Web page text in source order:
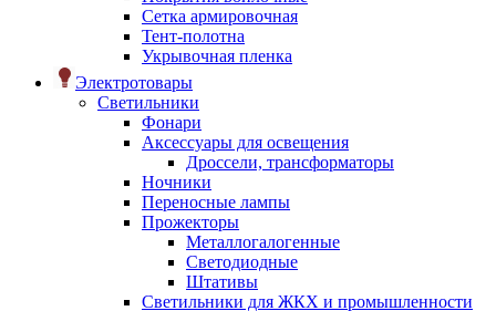
Сетка армировочная
Тент-полотна
Укрывочная пленка
Электротовары
Светильники
Фонари
Аксессуары для освещения
Дроссели, трансформаторы
Ночники
Переносные лампы
Прожекторы
Металлогалогенные
Светодиодные
Штативы
Светильники для ЖКХ и промышленности